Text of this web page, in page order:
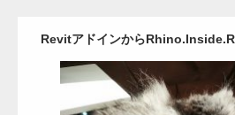
Revitアドインから